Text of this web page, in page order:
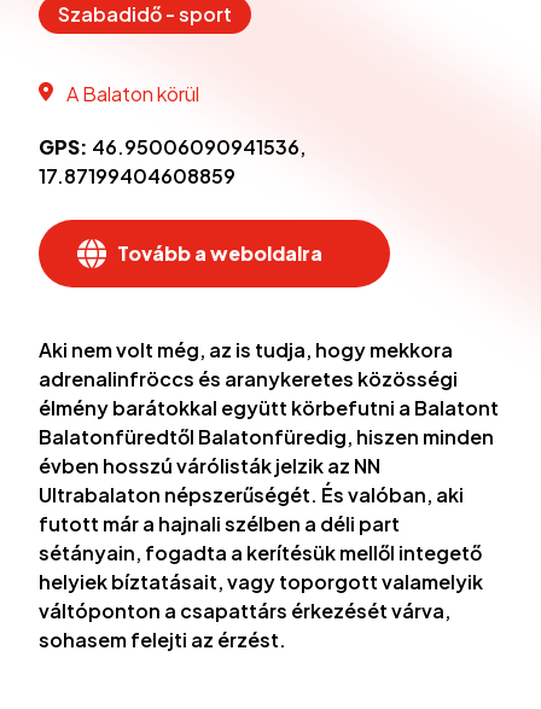
Szabadidő - sport
A Balaton körül
GPS: 46.95006090941536,
17.87199404608859
Tovább a weboldalra
Aki nem volt még, az is tudja, hogy mekkora
adrenalinfröccs és aranykeretes közösségi
élmény barátokkal együtt körbefutni a Balatont
Balatonfüredtől Balatonfüredig, hiszen minden
évben hosszú várólisták jelzik az NN
Ultrabalaton népszerűségét. És valóban, aki
futott már a hajnali szélben a déli part
sétányain, fogadta a kerítésük mellől integető
helyiek bíztatásait, vagy toporgott valamelyik
váltóponton a csapattárs érkezését várva,
sohasem felejti az érzést.